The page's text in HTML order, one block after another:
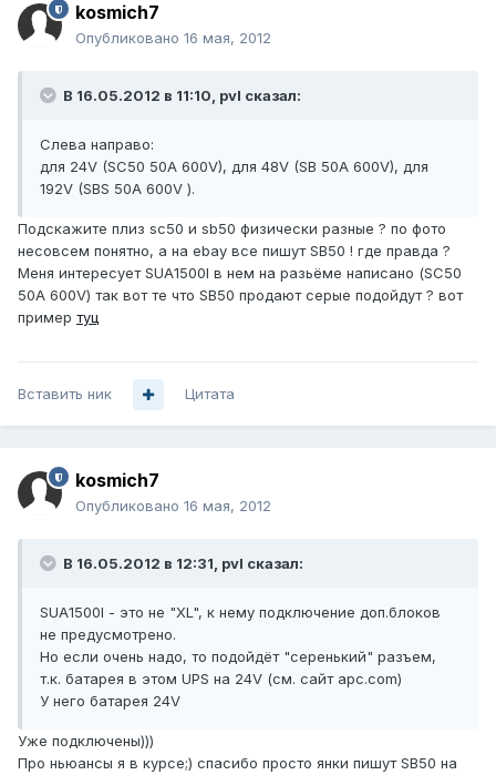
kosmich7
Опубликовано 16 мая, 2012
В 16.05.2012 в 11:10, pvl сказал:
Слева направо:
для 24V (SC50 50A 600V), для 48V (SB 50A 600V), для
192V (SBS 50A 600V ).
Подскажите плиз sc50 и sb50 физически разные ? по фото
несовсем понятно, а на ebay все пишут SB50 ! где правда ?
Меня интересует SUA1500I в нем на разьёме написано (SC50
50A 600V) так вот те что SB50 продают серые подойдут ? вот
пример туц
Вставить ник Цитата
kosmich7
Опубликовано 16 мая, 2012
В 16.05.2012 в 12:31, pvl сказал:
SUA1500I - это не "XL", к нему подключение доп.блоков
не предусмотрено.
Но если очень надо, то подойдёт "серенький" разъем,
т.к. батарея в этом UPS на 24V (см. сайт apc.com)
У него батарея 24V
Уже подключены)))
Про ньюансы я в курсе;) спасибо просто янки пишут SB50 на